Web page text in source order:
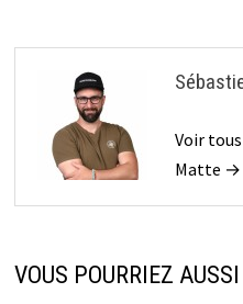
Voir
Matte →
VOUS POURRIEZ